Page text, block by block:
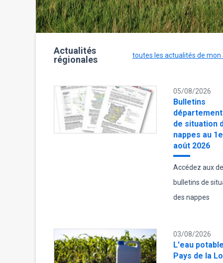
Actualités
régionales
toutes les actualités de mon
05/08/2026
Bulletins
de situation
nappes au
août 2026
Accédez aux
bulletins de
des nappes
03/08/2026
L'eau
Pays de la